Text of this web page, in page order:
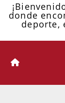
donde
deporte,